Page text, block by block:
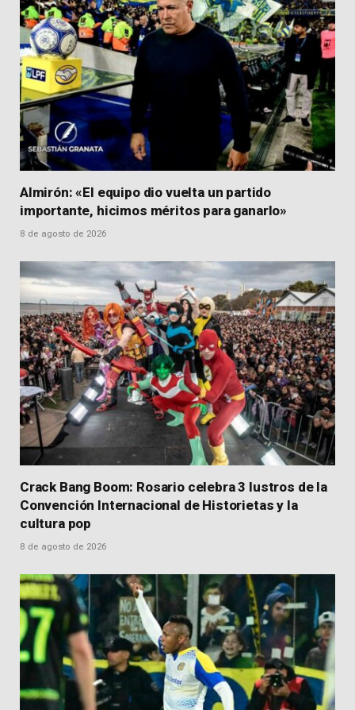
Almirón: «El equipo dio vuelta un partido
importante, hicimos méritos para ganarlo»
8 de agosto de 2026
Crack Bang Boom: Rosario celebra 3 lustros de la
Convención Internacional de Historietas y la
cultura pop
8 de agosto de 2026